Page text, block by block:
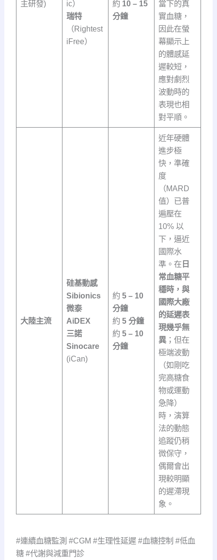
主研發)
ic）
瑞特
（Rightest
iFree）
約 10 – 15
分鐘
當下的真
實血糖，
因此在螢
幕顯示上
的體感延
遲較短，
應對劇烈
波動時的
表現也相
對平順。
大陸主流
硅基動感
Sibionics
微泰
AiDEX
三諾
Sinocare
(iCan)
約5 – 10
分鐘
約5 分鐘
約5 – 10
分鐘
近年硬體
進步極
快，準確
度
（MARD
值）已普
遍壓在
10% 以
下，逼近
國際水
準。在 日
常血糖平
穩時，與
國際大廠
的延遲表
現幾乎無
異；但在
極端波動
（如剛吃
完高糖食
物或運動
急降）
時，演算
法的動態
追蹤仍稍
微保守，
偶爾會出
現較明顯
的遲滯現
象。
#連續血糖監測 #CGM #生理性延遲 #血糖控制 #低血
糖 #代謝與減重門診